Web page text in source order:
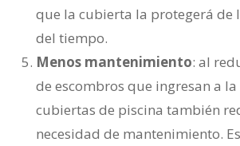
que la cubierta la protegerá de
del tiempo.
Menos mantenimiento: al
de escombros que ingresan a
cubiertas de piscina también
necesidad de mantenimiento.